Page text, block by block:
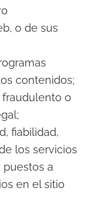
o de sus
contenidos;
fraudulento o
fiabilidad,
los servicios
puestos a
en el sitio